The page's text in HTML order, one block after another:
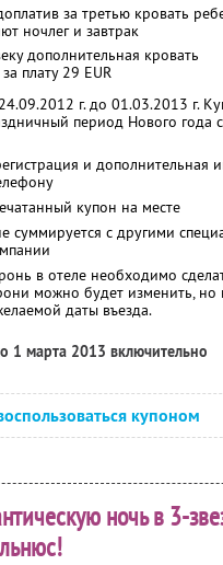
за третью кровать
ночлег и завтрак
дополнительная кровать
плату 29 EUR
г. до 01.03.2013 г.
период Нового года
и дополнительная
купон на месте
суммируется с другими
в отеле необходимо
можно будет изменить, но
даты въезда.
1 марта 2013 включительно
купоном
ночь в 3-